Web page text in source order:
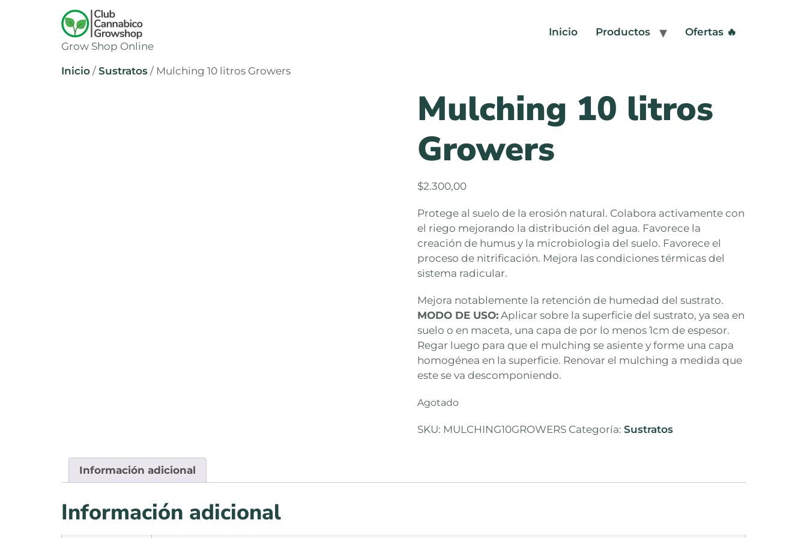
Grow Shop Online
Inicio Productos Ofertas 🔥
Inicio / Sustratos / Mulching 10 litros Growers
Mulching 10 litros
Growers
$2.300,00
Protege al suelo de la erosión natural. Colabora activamente con
el riego mejorando la distribución del agua. Favorece la
creación de humus y la microbiologia del suelo. Favorece el
proceso de nitrificación. Mejora las condiciones térmicas del
sistema radicular.
Mejora notablemente la retención de humedad del sustrato.
MODO DE USO:Aplicar sobre la superficie del sustrato, ya sea en
suelo o en maceta, una capa de por lo menos 1cm de espesor.
Regar luego para que el mulching se asiente y forme una capa
homogénea en la superficie. Renovar el mulching a medida que
este se va descomponiendo.
Agotado
SKU: MULCHING10GROWERS Categoría: Sustratos
Información adicional
Información adicional